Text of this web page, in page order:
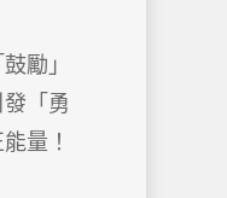
勵」
「勇
量！